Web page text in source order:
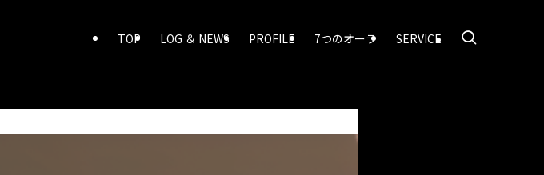
TOP LOG ＆ NEWS PROFILE 7つのオーラ SERVICE